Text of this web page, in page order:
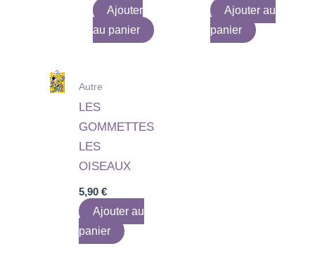
Ajouter
au panier
Ajouter au
panier
Autre
LES
GOMMETTES
LES
OISEAUX
5,90€
Ajouter au
panier